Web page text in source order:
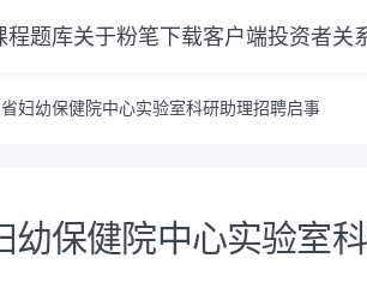
程题库关于粉笔下载客户端投资者关
妇幼保健院中心实验室科研助理招聘启事
幼保健院中心实验室